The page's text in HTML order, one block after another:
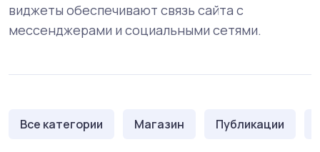
виджеты обеспечивают связь сайта с
мессенджерами и социальными сетями.
Все категории Магазин Публикации